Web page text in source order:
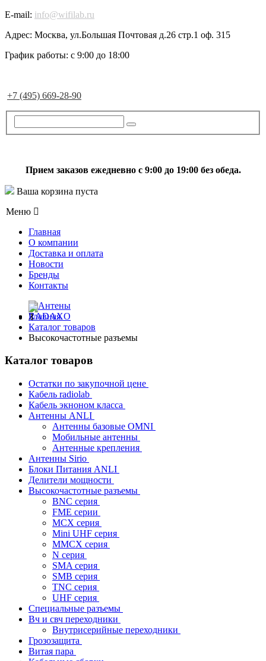
E-mail: info@wifilab.ru
Адрес: Москва, ул.Большая Почтовая д.26 стр.1 оф. 315
График работы: с 9:00 до 18:00
+7 (495) 669-28-90
Прием заказов ежедневно с 9:00 до 19:00 без обеда.
Ваша корзина пуста
Меню
Главная
О компании
Доставка и оплата
Новости
Бренды
Контакты
Главная
Каталог товаров
Высокочастотные разъемы
Каталог товаров
Остатки по закупочной цене
Кабель radiolab
Кабель экноном класса
Антенны ANLI
Антенны базовые OMNI
Мобильные антенны
Антенные крепления
Антенны Sirio
Блоки Питания ANLI
Делители мощности
Высокочастотные разъемы
BNC серия
FME серии
MCX серия
Mini UHF серия
MMCX серия
N серия
SMA серия
SMB серия
TNC серия
UHF серия
Специальные разъемы
Вч и свч переходники
Внутрисерийные переходники
Грозозащита
Витая пара